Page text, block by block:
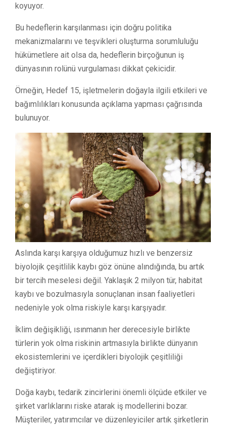
koyuyor.
Bu hedeflerin karşılanması için doğru politika
mekanizmalarını ve teşvikleri oluşturma sorumluluğu
hükümetlere ait olsa da, hedeflerin birçoğunun iş
dünyasının rolünü vurgulaması dikkat çekicidir.
Örneğin, Hedef 15, işletmelerin doğayla ilgili etkileri ve
bağımlılıkları konusunda açıklama yapması çağrısında
bulunuyor.
Aslında karşı karşıya olduğumuz hızlı ve benzersiz
biyolojik çeşitlilik kaybı göz önüne alındığında, bu artık
bir tercih meselesi değil. Yaklaşık 2 milyon tür, habitat
kaybı ve bozulmasıyla sonuçlanan insan faaliyetleri
nedeniyle yok olma riskiyle karşı karşıyadır.
İklim değişikliği, ısınmanın her derecesiyle birlikte
türlerin yok olma riskinin artmasıyla birlikte dünyanın
ekosistemlerini ve içerdikleri biyolojik çeşitliliği
değiştiriyor.
Doğa kaybı, tedarik zincirlerini önemli ölçüde etkiler ve
şirket varlıklarını riske atarak iş modellerini bozar.
Müşteriler, yatırımcılar ve düzenleyiciler artık şirketlerin